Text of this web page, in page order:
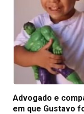
Advogado e
em que Gustavo